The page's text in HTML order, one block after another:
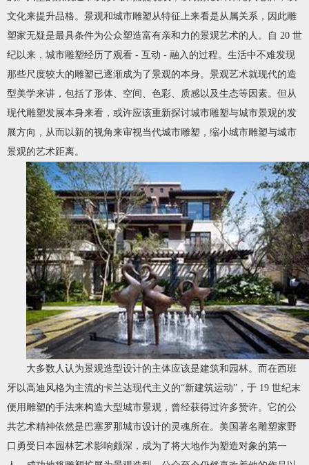
文化来提升品格。景观和城市雕塑从特征上来看是从属关系，因此雕
塑家无疑是最具条件为公众塑造富有亲和力的景观艺术的人。自 20 世
纪以来，城市雕塑经历了观看 - 互动 - 融入的过程。生活中不难发现
那些尺度较大的雕塑已逐渐成为了景观的本身。景观艺术就现代的造
型美学来讲，包括了形体、空间、色彩、质感以及生态等因素。但从
现代雕塑发展本身来看，或许应该重新探讨城市雕塑与城市景观的发
展方向，从而以新的视角来审视当代城市雕塑，缩小城市雕塑与城市
景观的艺术距离。
大多数人认为景观造型设计的主体应该是建筑和园林。而在西班
牙以高迪风格为主流的卡兰达现代主义的“新建筑运动”，于 19 世纪末
便用雕塑的手法来构造大型城市景观，曾经获得过许多赞许。它的公
共艺术精神依然是巴塞罗那城市设计的灵魂所在。美国著名雕塑家野
口勇受日本园林艺术影响颇深，成为了将大地作为塑造对象的第一